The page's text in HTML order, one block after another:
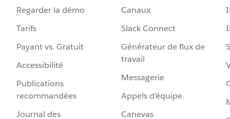
Regarder la démo
Tarifs
Payant vs. Gratuit
Accessibilité
Publications
recommandées
Journal des
Canaux
Slack Connect
Générateur de flux de
travail
Messagerie
Appels d’équipe
Canevas